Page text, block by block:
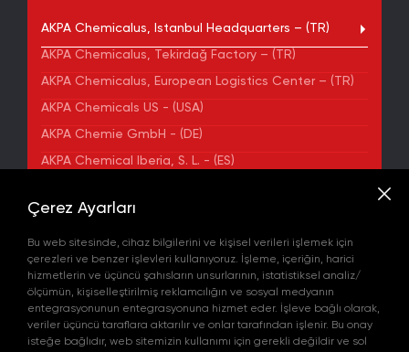
AKPA Chemicalus, Istanbul Headquarters – (TR)
AKPA Chemicalus, Tekirdağ Factory – (TR)
AKPA Chemicalus, European Logistics Center – (TR)
AKPA Chemicals US - (USA)
AKPA Chemie GmbH - (DE)
AKPA Chemical Iberia, S. L. - (ES)
ADRES
No:36/70 Townofis Kat:12 34197 Bahçelievler, İstanbul,
Türkiye
Harita'da Gör
+90 212 580 55 59
FAX
+90 212 580 55 21
E-POSTA
info@akpakimya.com
Çerez Ayarları
Bu web sitesinde, cihaz bilgilerini ve kişisel verileri işlemek için
çerezleri ve benzer işlevleri kullanıyoruz. İşleme, içeriğin, harici
hizmetlerin ve üçüncü şahısların unsurlarının, istatistiksel analiz/
ölçümün, kişiselleştirilmiş reklamcılığın ve sosyal medyanın
entegrasyonunun entegrasyonuna hizmet eder. İşleve bağlı olarak,
veriler üçüncü taraflara aktarılır ve onlar tarafından işlenir. Bu onay
isteğe bağlıdır, web sitemizin kullanımı için gerekli değildir ve sol